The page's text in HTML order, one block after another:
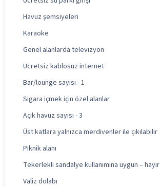
Havuz şemsiyeleri
Karaoke
Genel alanlarda televizyon
Ücretsiz kablosuz internet
Bar/lounge sayısı - 1
Sigara içmek için özel alanlar
Açık havuz sayısı - 3
Üst katlara yalnızca merdivenler ile çıkılabilir
Piknik alanı
Tekerlekli sandalye kullanımına uygun – hayır
Valiz dolabı